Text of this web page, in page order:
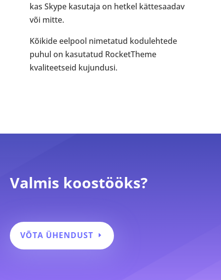
kas Skype kasutaja on hetkel kättesaadav
või mitte.
Kõikide eelpool nimetatud kodulehtede
puhul on kasutatud RocketTheme
kvaliteetseid kujundusi.
Valmis koostööks?
VÕTA ÜHENDUST